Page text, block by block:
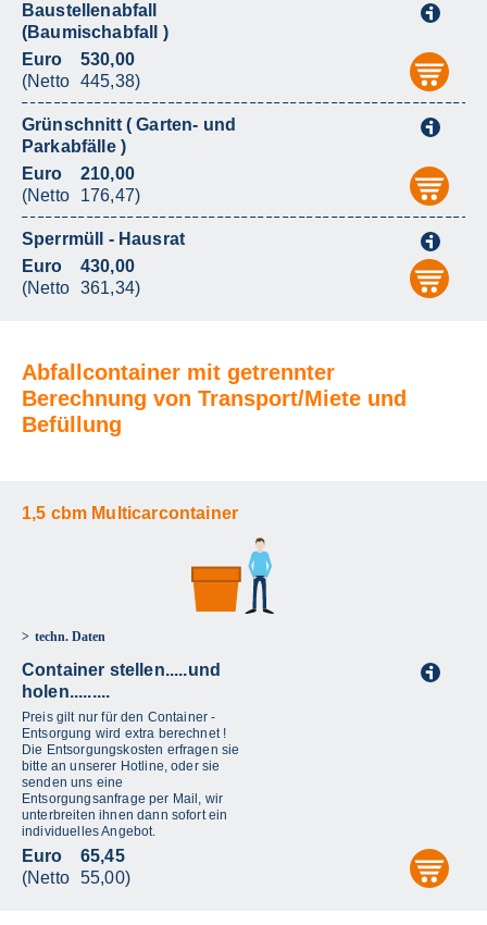
Baustellenabfall
(Baumischabfall )
Euro
(Netto
530,00
445,38)
Grünschnitt ( Garten- und
Parkabfälle )
Euro
(Netto
210,00
176,47)
Sperrmüll - Hausrat
Euro
(Netto
430,00
361,34)
Abfallcontainer mit getrennter
Berechnung von Transport/Miete und
Befüllung
1,5 cbm Multicarcontainer
techn. Daten
Container stellen.....und
holen.........
Preis gilt nur für den Container -
Entsorgung wird extra berechnet !
Die Entsorgungskosten erfragen sie
bitte an unserer Hotline, oder sie
senden uns eine
Entsorgungsanfrage per Mail, wir
unterbreiten ihnen dann sofort ein
individuelles Angebot.
Euro
(Netto
65,45
55,00)